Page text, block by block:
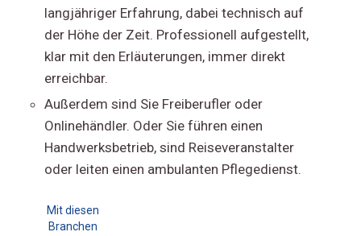
langjähriger Erfahrung, dabei technisch auf
der Höhe der Zeit. Professionell aufgestellt,
klar mit den Erläuterungen, immer direkt
erreichbar.
Außerdem sind Sie Freiberufler oder
Onlinehändler. Oder Sie führen einen
Handwerksbetrieb, sind Reiseveranstalter
oder leiten einen ambulanten Pflegedienst.
Mit diesen
Branchen